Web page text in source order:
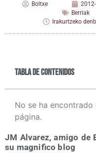
Boltxe
Berriak
Irakurtzeko
Tabla de contenidos
No se ha
página.
JM Alva­rez, ami­go de
su mag­ni­fi­co blog